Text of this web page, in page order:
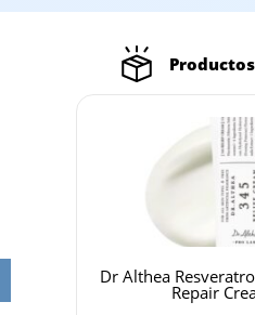
Dr Althea
Repair